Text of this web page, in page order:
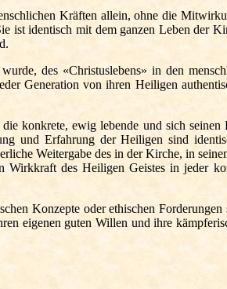
Kräften allein, ohne die
ist identisch mit dem ganzen Leben der
des «Christuslebens» in den
Generation von ihren Heiligen
konkrete, ewig lebende und sich seinen
und Erfahrung der Heiligen sind
Weitergabe des in der Kirche, in
Wirkkraft des Heiligen Geistes in jeder
Konzepte oder ethischen Forderungen
eigenen guten Willen und ihre